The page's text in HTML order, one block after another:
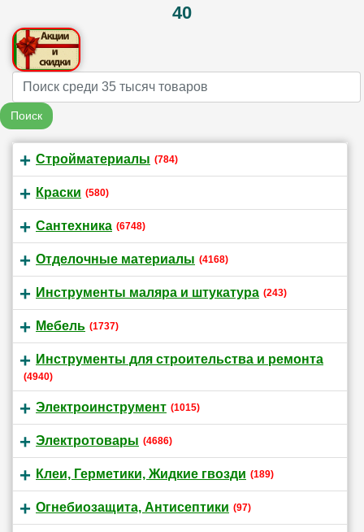
40
Name
Поиск
Стройматериалы (784)
Краски (580)
Сантехника (6748)
Отделочные материалы (4168)
Инструменты маляра и штукатура (243)
Мебель (1737)
Инструменты для строительства и ремонта
(4940)
Электроинструмент (1015)
Электротовары (4686)
Клеи, Герметики, Жидкие гвозди (189)
Огнебиозащита, Антисептики (97)